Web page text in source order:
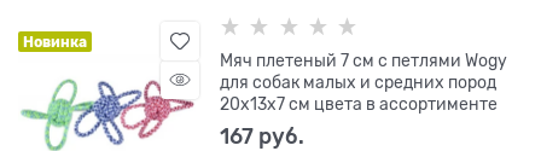
Новинка
Мяч плетеный 7 см с петлями Wogy
для собак малых и средних пород
20х13х7 см цвета в ассортименте
167 руб.